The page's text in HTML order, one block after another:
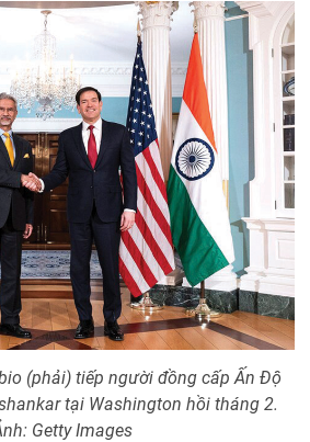
(phải) tiếp người đồng cấp Ấn Độ
tại Washington hồi tháng 2.
Getty Images